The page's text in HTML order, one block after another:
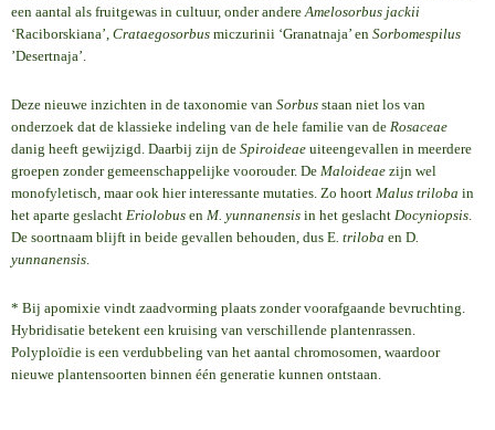
een aantal als fruitgewas in cultuur, onder andereAmelosorbus jackii
‘Raciborskiana’, Crataegosorbus miczurinii ‘Granatnaja’ en Sorbomespilus
’Desertnaja’.
Deze nieuwe inzichten in de taxonomie van Sorbus staan niet los van
onderzoek dat de klassieke indeling van de hele familie van de Rosaceae
danig heeft gewijzigd. Daarbij zijn de Spiroideae uiteengevallen in meerdere
groepen zonder gemeenschappelijke voorouder. De Maloideae zijn wel
monofyletisch, maar ook hier interessante mutaties. Zo hoort Malus triloba in
het aparte geslacht Eriolobus en M. yunnanensis in het geslacht Docyniopsis.
De soortnaam blijft in beide gevallen behouden, dus E. triloba en D.
yunnanensis.
* Bij apomixie vindt zaadvorming plaats zonder voorafgaande bevruchting.
Hybridisatie betekent een kruising van verschillende plantenrassen.
Polyploïdie is een verdubbeling van het aantal chromosomen, waardoor
nieuwe plantensoorten binnen één generatie kunnen ontstaan.